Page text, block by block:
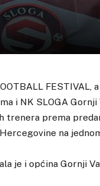
FESTIVAL,
i NK SLOGA Gornji
trenera prema
na
je i općina Gornji